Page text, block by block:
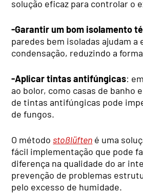
solução eficaz para controlar o
-Garantir um bom isolamento
paredes bem isoladas ajudam a
condensação, reduzindo a
-Aplicar tintas antifúngicas:
ao bolor, como casas de banho
de tintas antifúngicas pode
de fungos.
O método stoßlüften é uma
fácil implementação que pode
diferença na qualidade do ar
prevenção de problemas
pelo excesso de humidade.